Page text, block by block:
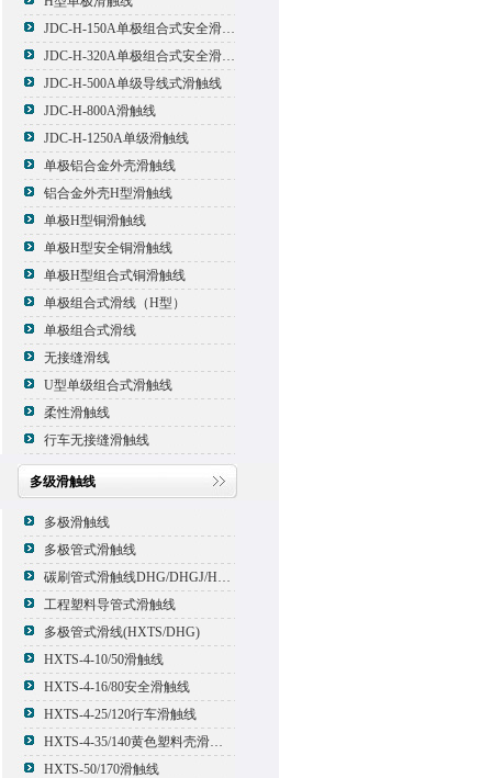
JDC-H-150A单极组合式安全滑触线
JDC-H-320A单极组合式安全滑触线
JDC-H-500A单级导线式滑触线
JDC-H-800A滑触线
JDC-H-1250A单级滑触线
单极铝合金外壳滑触线
铝合金外壳H型滑触线
单极H型铜滑触线
单极H型安全铜滑触线
单极H型组合式铜滑触线
单极组合式滑线（H型）
单极组合式滑线
无接缝滑线
U型单级组合式滑触线
柔性滑触线
行车无接缝滑触线
多级滑触线
多极滑触线
多极管式滑触线
碳刷管式滑触线DHG/DHGJ/HXTL/HXTS-4
工程塑料导管式滑触线
多极管式滑线(HXTS/DHG)
HXTS-4-10/50滑触线
HXTS-4-16/80安全滑触线
HXTS-4-25/120行车滑触线
HXTS-4-35/140黄色塑料壳滑触线
HXTS-50/170滑触线